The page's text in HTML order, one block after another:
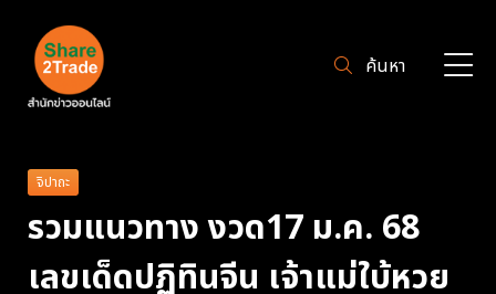
ค้นหา
จิปาถะ
รวมแนวทาง งวด17 ม.ค. 68
เลขเด็ดปฏิทินจีน เจ้าแม่ใบ้หวย